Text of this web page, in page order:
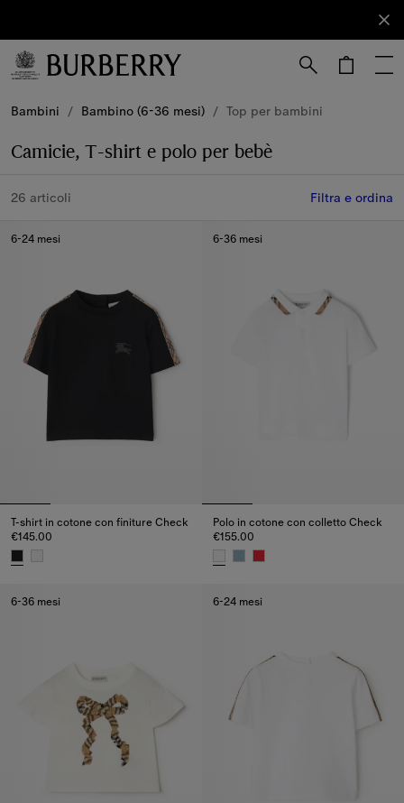
Iscriviti
alla nostra
newsletter.
Bambini / Bambino (6-36 mesi) / Top per bambini
Camicie, T-shirt e polo per bebè
26 articoli Filtra e ordina
6-24 mesi
T-shirt in cotone con finiture Check
€145.00
6-36 mesi
Polo in cotone con colletto Check
€155.00
6-36 mesi 6-24 mesi